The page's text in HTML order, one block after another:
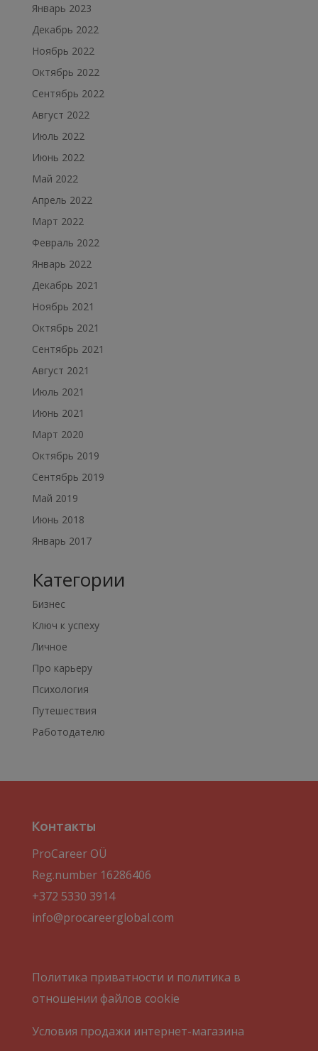
Январь 2023
Декабрь 2022
Ноябрь 2022
Октябрь 2022
Сентябрь 2022
Август 2022
Июль 2022
Июнь 2022
Май 2022
Апрель 2022
Март 2022
Февраль 2022
Январь 2022
Декабрь 2021
Ноябрь 2021
Октябрь 2021
Сентябрь 2021
Август 2021
Июль 2021
Июнь 2021
Март 2020
Октябрь 2019
Сентябрь 2019
Май 2019
Июнь 2018
Январь 2017
Категории
Бизнес
Ключ к успеху
Личное
Про карьеру
Психология
Путешествия
Работодателю
Контакты
ProCareer OÜ
Reg.number 16286406
+372 5330 3914
info@procareerglobal.com
Политика приватности и политика в
отношении файлов cookie
Условия продажи интернет-магазина